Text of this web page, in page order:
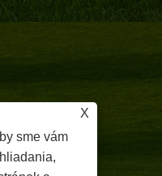
fandí
X
sme vám